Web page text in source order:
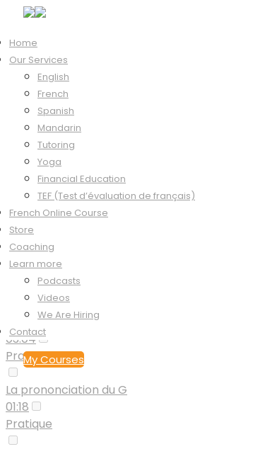
Home
Our Services
English
French
Spanish
Mandarin
Tutoring
Yoga
Financial Education
TEF (Test d’évaluation de français)
French Online Course
Store
Coaching
Learn more
Podcasts
Videos
We Are Hiring
Contact
My Courses
Course Content
Introduction
0/20
Bienvenue
00:47
Pratique
Conseils
01:27
Pratique
L’alphabet
02:42
Pratique
La prononciation du C
03:04
Pratique
La prononciation du G
01:18
Pratique